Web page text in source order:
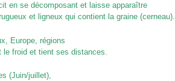
en se décomposant et laisse apparaître
et ligneux qui contient la graine (cerneau).
Europe, régions
froid et tient ses distances.
(Juin/juillet)